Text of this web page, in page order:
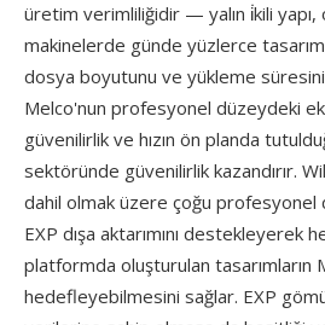
üretim verimliliğidir — yalın i̇kili yapı,
makinelerde günde yüzlerce tasarım
dosya boyutunu ve yükleme
Melco'nun profesyonel düzeydeki
güvenilirlik ve hızın ön planda
sektöründe güvenilirlik kazandırır.
dahil olmak üzere çoğu profesyonel
EXP dışa aktarımını destekleyerek
platformda oluşturulan tasarımların
hedefleyebilmesini sağlar. EXP